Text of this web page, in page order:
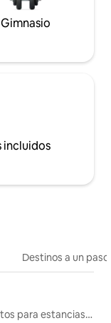
Gimnasio
incluidos
Destinos a un
Alojamientos para estancias largas